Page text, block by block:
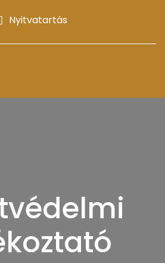
Nyitvatartás